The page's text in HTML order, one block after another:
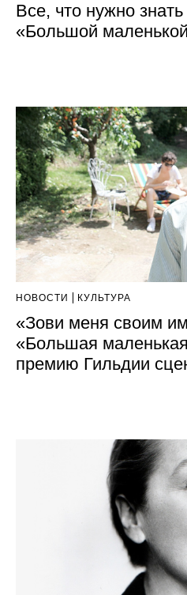
Все, что нужно
«Большой
НОВОСТИ КУЛЬТУРА
«Зови меня своим
«Большая
премию Гильдии